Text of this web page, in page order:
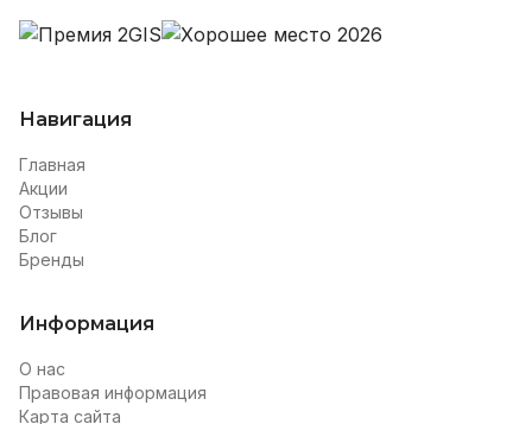
Навигация
Главная
Акции
Отзывы
Блог
Бренды
Информация
О нас
Правовая информация
Карта сайта